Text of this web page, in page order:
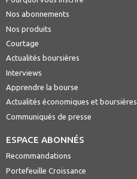
Nos abonnements
Nos produits
Courtage
Actualités boursières
Interviews
Apprendre la bourse
Actualités économiques et boursières
Communiqués de presse
ESPACE ABONNÉS
Recommandations
Portefeuille Croissance